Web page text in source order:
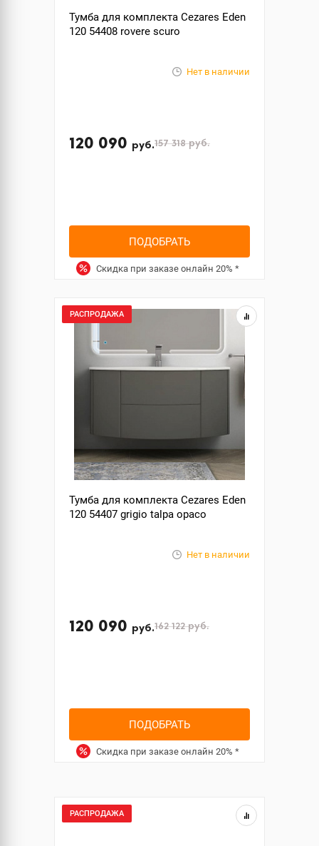
Тумба для комплекта Cezares Eden
120 54408 rovere scuro
Нет в наличии
120 090 руб.157 318руб.
ПОДОБРАТЬ
Скидка при заказе онлайн 20% *
РАСПРОДАЖА
Тумба для комплекта Cezares Eden
120 54407 grigio talpa opaco
Нет в наличии
120 090 руб.162 122руб.
ПОДОБРАТЬ
Скидка при заказе онлайн 20% *
РАСПРОДАЖА